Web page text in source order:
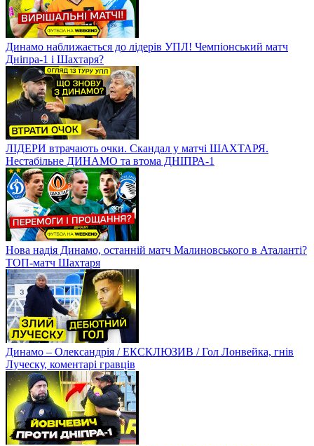
Динамо наближається до лідерів УПЛ! Чемпіонський матч
Дніпра-1 і Шахтаря?
ЛІДЕРИ втрачають очки. Скандал у матчі ШАХТАРЯ.
Нестабільне ДИНАМО та втома ДНІПРА-1
Нова надія Динамо, останній матч Малиновського в Аталанті?
ТОП-матч Шахтаря
Динамо – Олександрія / ЕКСКЛЮЗИВ / Гол Лонвейка, гнів
Луческу, коментарі гравців